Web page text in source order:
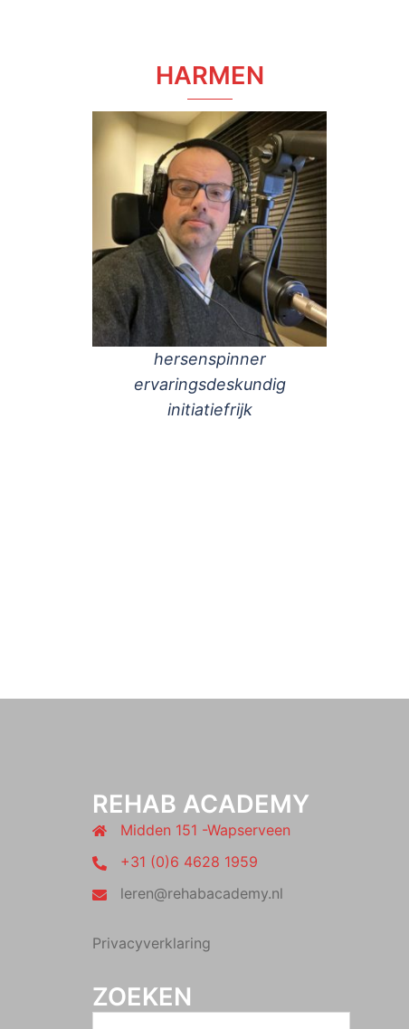
HARMEN
hersenspinner
ervaringsdeskundig
initiatiefrijk
REHAB ACADEMY
Midden 151 -Wapserveen
+31 (0)6 4628 1959
leren@rehabacademy.nl
Privacyverklaring
ZOEKEN